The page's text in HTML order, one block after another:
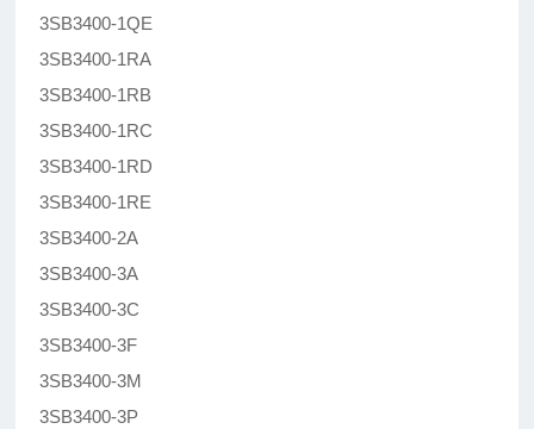
3SB3400-1QE
3SB3400-1RA
3SB3400-1RB
3SB3400-1RC
3SB3400-1RD
3SB3400-1RE
3SB3400-2A
3SB3400-3A
3SB3400-3C
3SB3400-3F
3SB3400-3M
3SB3400-3P